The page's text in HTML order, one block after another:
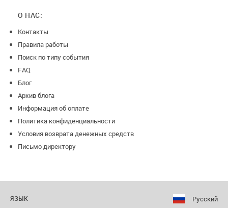
О НАС:
Контакты
Правила работы
Поиск по типу события
FAQ
Блог
Архив блога
Информация об оплате
Политика конфиденциальности
Условия возврата денежных средств
Письмо директору
ЯЗЫК Русский